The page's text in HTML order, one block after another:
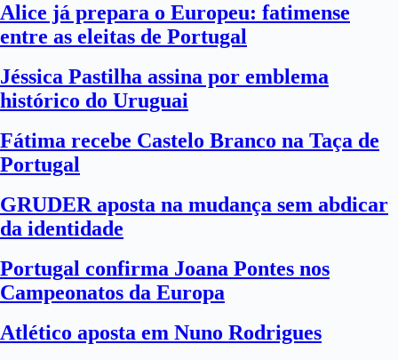
Alice já prepara o Europeu: fatimense
entre as eleitas de Portugal
Jéssica Pastilha assina por emblema
histórico do Uruguai
Fátima recebe Castelo Branco na Taça de
Portugal
GRUDER aposta na mudança sem abdicar
da identidade
Portugal confirma Joana Pontes nos
Campeonatos da Europa
Atlético aposta em Nuno Rodrigues